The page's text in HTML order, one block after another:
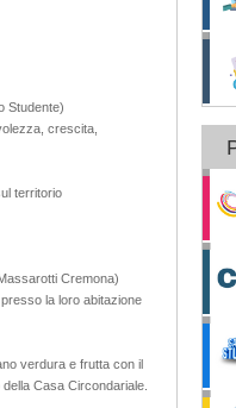
Studente)
crescita,
territorio
Cremona)
la loro abitazione
verdura e frutta con il
Casa Circondariale.